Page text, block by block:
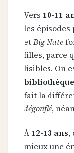
Vers 10-11
les épisodes
etBig Nate
filles, parce
lisibles. On
fait la
dégonflé,
À 12-13 ans,
mieux une